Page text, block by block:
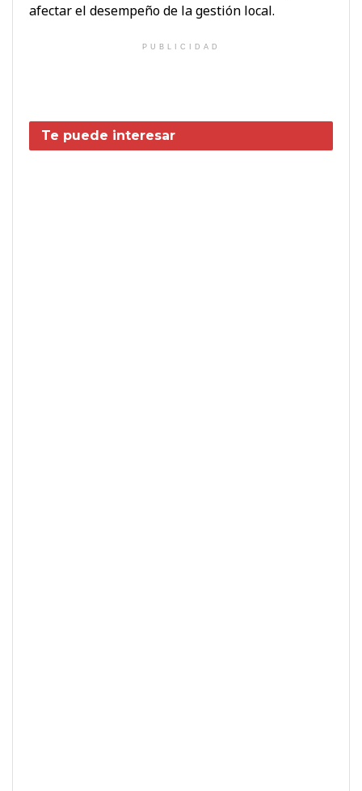
afectar el desempeño de la gestión local.
PUBLICIDAD
Te puede interesar